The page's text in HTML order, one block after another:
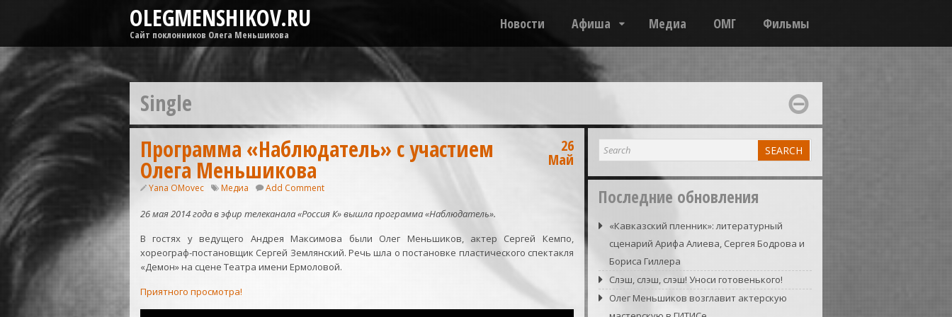
OLEGMENSHIKOV.RU
Сайт поклонников Олега Меньшикова
Новости Афиша Медиа ОМГ Фильмы
Single
Программа «Наблюдатель» с участием
Олега Меньшикова
Yana OMovec Медиа Add Comment
26
Май
26 мая 2014 года в эфир телеканала «Россия К» вышла программа «Наблюдатель».
В гостях у ведущего Андрея Максимова были Олег Меньшиков, актер Сергей Кемпо,
хореограф-постановщик Сергей Землянский. Речь шла о постановке пластического спектакля
«Демон» на сцене Театра имени Ермоловой.
Приятного просмотра!
Последние обновления
«Кавказский пленник»: литературный
сценарий Арифа Алиева, Сергея Бодрова и
Бориса Гиллера
Слэш, слэш, слэш! Уноси готовенького!
Олег Меньшиков возглавит актерскую